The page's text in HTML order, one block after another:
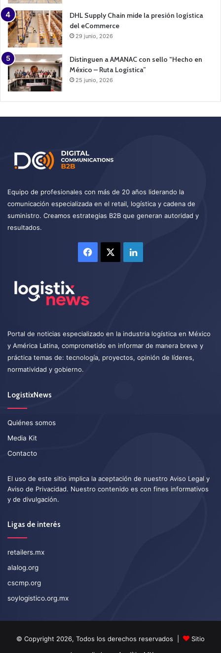
DHL Supply Chain mide la presión logística
del eCommerce
29 junio, 2026
Distinguen a AMANAC con sello “Hecho en
México – Ruta Logística”
25 junio, 2026
Equipo de profesionales con más de 20 años liderando la
comunicación especializada en el retail, logística y cadena de
suministro. Creamos estrategias B2B que generan autoridad y
resultados.
Facebook LinkedIn
Portal de noticias especializado en la industria logística en México
y América Latina, comprometido en informar de manera breve y
práctica temas de: tecnología, proyectos, opinión de líderes,
normatividad y gobierno.
LogistixNews
Quiénes somos
Media Kit
Contacto
El uso de este sitio implica la aceptación de nuestro Aviso Legal y
Aviso de Privacidad. Nuestro contenido es con fines informativos
y de divulgación.
Ligas de interés
retailers.mx
alalog.org
cscmp.org
soylogistico.org.mx
© Copyright 2026, Todos los derechos reservados |
Sitio